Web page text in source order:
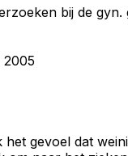
bij de
2005
gevoel dat